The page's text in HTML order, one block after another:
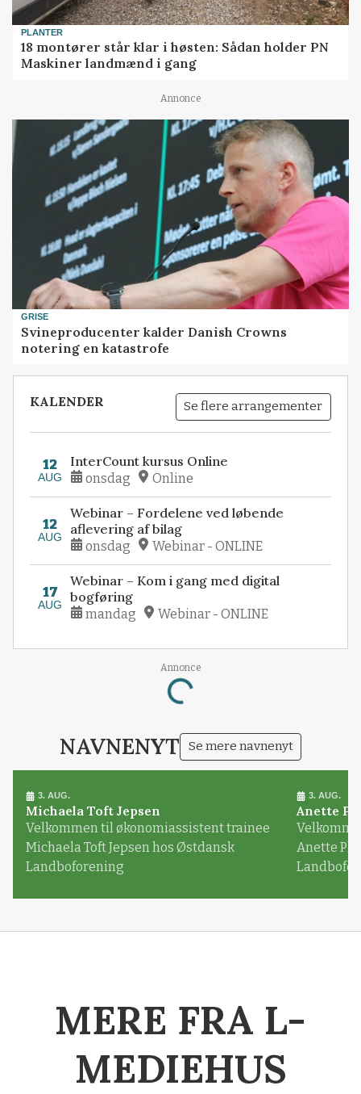
PLANTER
18 montører står klar i høsten: Sådan holder PN
Maskiner landmænd i gang
Annonce
GRISE
Svineproducenter kalder Danish Crowns
notering en katastrofe
KALENDER Se flere arrangementer
12
AUG
InterCount kursus Online
onsdag Online
12
AUG
Webinar – Fordelene ved løbende
aflevering af bilag
onsdag Webinar - ONLINE
17
AUG
Webinar – Kom i gang med digital
bogføring
mandag Webinar - ONLINE
Annonce
Loading...
NAVNENYT Se mere navnenyt
3. AUG.
Michaela Toft Jepsen
Velkommen til økonomiassistent trainee
Michaela Toft Jepsen hos Østdansk
Landboforening
3. AUG.
Anette
Anette
MERE FRA L-
MEDIEHUS